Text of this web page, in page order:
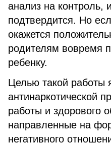
анализ на контроль,
подтвердится. Но
окажется
родителям вовремя
ребенку.
Целью такой работы
антинаркотической
работы и здорового
направленные на
негативного